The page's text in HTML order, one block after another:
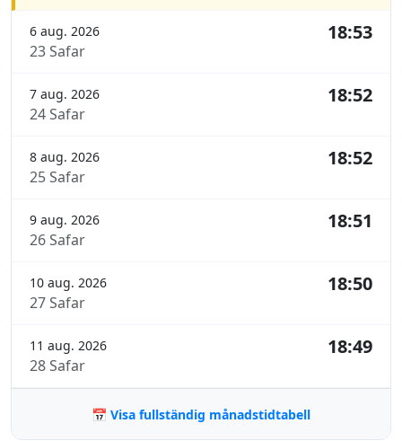
6 aug. 2026
23 Safar
18:53
7 aug. 2026
24 Safar
18:52
8 aug. 2026
25 Safar
18:52
9 aug. 2026
26 Safar
18:51
10 aug. 2026
27 Safar
18:50
11 aug. 2026
28 Safar
18:49
📅 Visa fullständig månadstidtabell